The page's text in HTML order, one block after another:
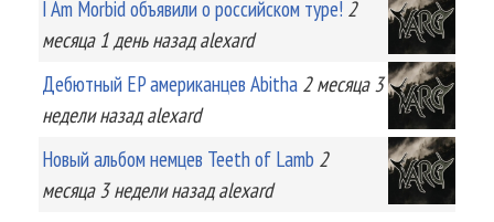
I Am Morbid объявили о российском туре! 2
месяца 1 деньназад alexard
Дебютный EP американцев Abitha 2 месяца 3
неделиназад alexard
Новый альбом немцев Teeth of Lamb 2
месяца 3 неделиназад alexard